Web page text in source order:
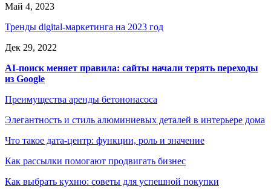
Май 4, 2023
Тренды digital-маркетинга на 2023 год
Дек 29, 2022
AI-поиск меняет правила: сайты начали терять переходы
из Google
Преимущества аренды бетононасоса
Элегантность и стиль алюминиевых деталей в интерьере дома
Что такое дата-центр: функции, роль и значение
Как рассылки помогают продвигать бизнес
Как выбрать кухню: советы для успешной покупки